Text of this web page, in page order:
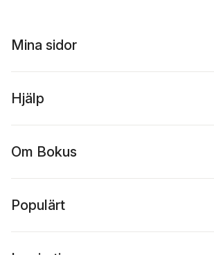
Mina sidor
Hjälp
Om Bokus
Populärt